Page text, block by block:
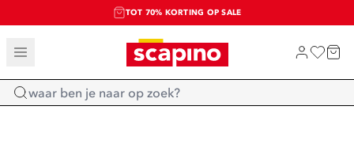
TOT 70% KORTING OP SALE
SALE: LAATSTE KANS!
SHOP NIEUW
Home